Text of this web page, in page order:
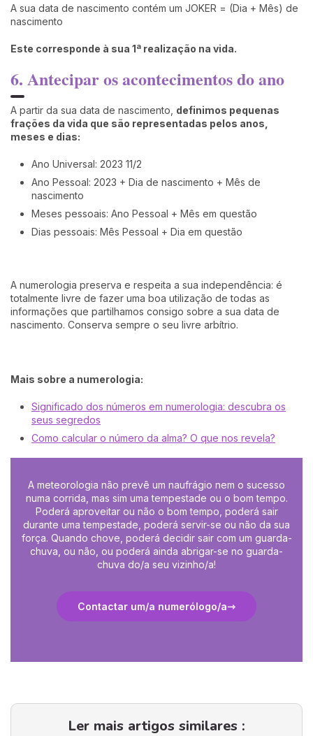
A sua data de nascimento contém um JOKER = (Dia + Mês) de
nascimento
Este corresponde à sua 1ª realização na vida.
6. Antecipar os acontecimentos do ano
A partir da sua data de nascimento, definimos pequenas
frações da vida que são representadas pelos anos,
meses e dias:
Ano Universal: 2023 11/2
Ano Pessoal: 2023 + Dia de nascimento + Mês de
nascimento
Meses pessoais: Ano Pessoal + Mês em questão
Dias pessoais: Mês Pessoal + Dia em questão
A numerologia preserva e respeita a sua independência: é
totalmente livre de fazer uma boa utilização de todas as
informações que partilhamos consigo sobre a sua data de
nascimento. Conserva sempre o seu livre arbítrio.
Mais sobre a numerologia:
Significado dos números em numerologia: descubra os
seus segredos
Como calcular o número da alma? O que nos revela?
A meteorologia não prevê um naufrágio nem o sucesso
numa corrida, mas sim uma tempestade ou o bom tempo.
Poderá aproveitar ou não o bom tempo, poderá sair
durante uma tempestade, poderá servir-se ou não da sua
força. Quando chove, poderá decidir sair com um guarda-
chuva, ou não, ou poderá ainda abrigar-se no guarda-
chuva do/a seu vizinho/a!
Contactar um/a numerólogo/a
Ler mais artigos similares :